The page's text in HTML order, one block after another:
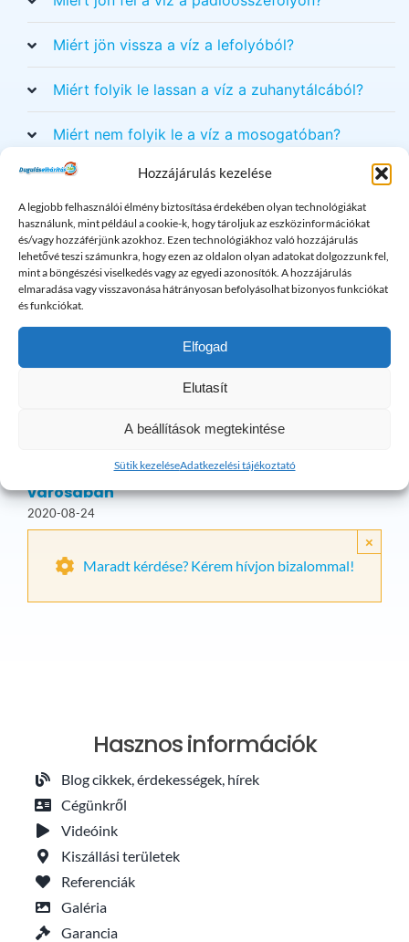
Hozzájárulás kezelése
A legjobb felhasználói élmény biztosítása érdekében olyan technológiákat
használunk, mint például a cookie-k, hogy tároljuk az eszközinformációkat
és/vagy hozzáférjünk azokhoz. Ezen technológiákhoz való hozzájárulás
lehetővé teszi számunkra, hogy ezen az oldalon olyan adatokat dolgozzunk fel,
mint a böngészési viselkedés vagy az egyedi azonosítók. A hozzájárulás
elmaradása vagy visszavonása hátrányosan befolyásolhat bizonyos funkciókat
és funkciókat.
Elfogad
Elutasít
A beállítások megtekintése
Sütik kezeléseAdatkezelési tájékoztató
Miért jön vissza a víz a lefolyóból?
Miért folyik le lassan a víz a zuhanytálcából?
Miért nem folyik le a víz a mosogatóban?
További érdekes cikkek a
duguláselhárításról
Csatornatisztítás
szerelés Kerepes
városában
2020-08-24
Duguláselhárítás
2020-07-23
Maradt kérdése? Kérem hívjon bizalommal!
×
Hasznos információk
Blog cikkek, érdekességek, hírek
Cégünkről
Videóink
Kiszállási területek
Referenciák
Galéria
Garancia